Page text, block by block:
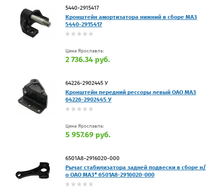
5440-2915417
Кронштейн амортизатора нижний в сборе МАЗ
5440-2915417
Цена Ярославль:
2 736.34 руб.
64226-2902445 У
Кронштейн передний рессоры левый ОАО МАЗ
64226-2902445 У
Цена Ярославль:
5 957.69 руб.
6501А8-2916020-000
Рычаг стабилизатора задней подвески в сборе н/
о ОАО МАЗ* 6501А8-2916020-000